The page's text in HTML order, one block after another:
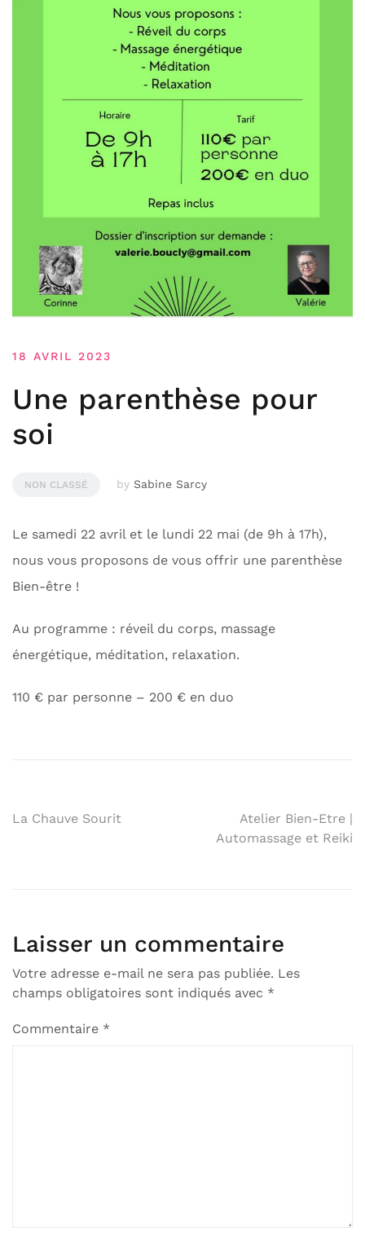
18 AVRIL 2023
Une parenthèse pour
soi
NON CLASSÉ by Sabine Sarcy
Le samedi 22 avril et le lundi 22 mai (de 9h à 17h),
nous vous proposons de vous offrir une parenthèse
Bien-être !
Au programme : réveil du corps, massage
énergétique, méditation, relaxation.
110 € par personne – 200 € en duo
La Chauve Sourit
Atelier Bien-Etre |
Automassage et Reiki
Laisser un commentaire
Votre adresse e-mail ne sera pas publiée. Les
champs obligatoires sont indiqués avec *
Commentaire *